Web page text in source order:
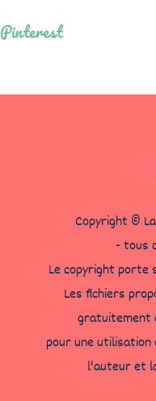
Pinterest
Copyright ©
- tous
Le copyright porte
Les fichiers
gratuitement
pour une utilisation
l'auteur et